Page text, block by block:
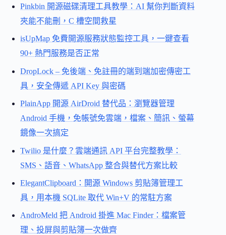
Pinkbin 開源磁碟清理工具教學：AI 幫你判斷資料
夾能不能刪，C 槽空間救星
isUpMap 免費開源服務狀態監控工具，一鍵查看
90+ 熱門服務是否正常
DropLock – 免後端、免註冊的端到端加密傳密工
具，安全傳遞 API Key 與密碼
PlainApp 開源 AirDroid 替代品：瀏覽器管理
Android 手機，免帳號免雲端，檔案、簡訊、螢幕
鏡像一次搞定
Twilio 是什麼？雲端通訊 API 平台完整教學：
SMS、語音、WhatsApp 整合與替代方案比較
ElegantClipboard：開源 Windows 剪貼簿管理工
具，用本機 SQLite 取代 Win+V 的常駐方案
AndroMeld 把 Android 掛進 Mac Finder：檔案管
理、投屏與剪貼簿一次做齊